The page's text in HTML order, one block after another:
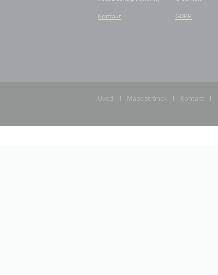
Kontakt
GDPR
Úvod Mapa stránek Kontakt